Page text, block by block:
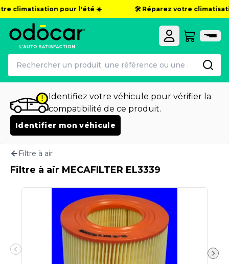
climatisation pour l'été ☀️ 🛠️ Réparez votre
Identifiez votre véhicule pour vérifier la
compatibilité de ce produit.
Identifier mon véhicule
Filtre à air
Filtre à air MECAFILTER EL3339